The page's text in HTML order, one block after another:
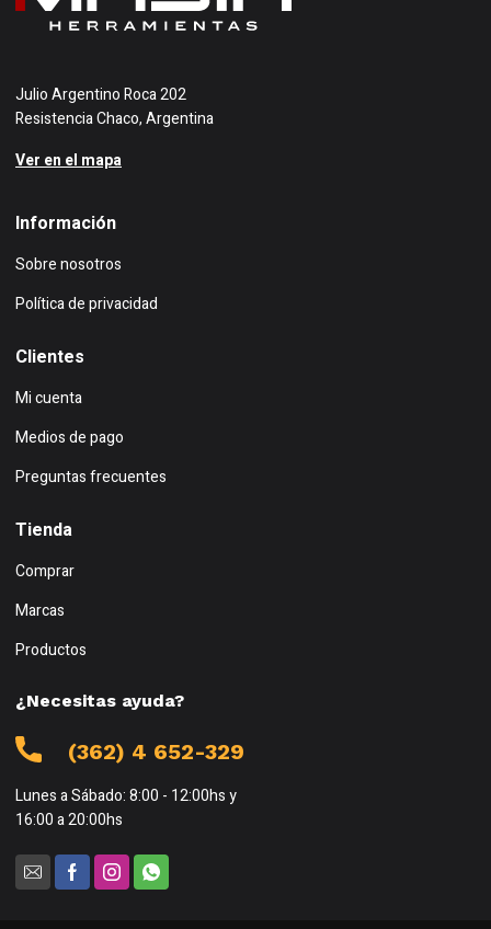
Julio Argentino Roca 202
Resistencia Chaco, Argentina
Ver en el mapa
Información
Sobre nosotros
Política de privacidad
Clientes
Mi cuenta
Medios de pago
Preguntas frecuentes
Tienda
Comprar
Marcas
Productos
¿Necesitas ayuda?
(362) 4 652-329
Lunes a Sábado: 8:00 - 12:00hs y
16:00 a 20:00hs